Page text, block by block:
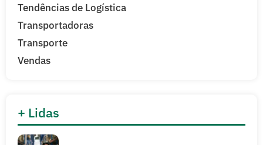
Tendências de Logística
Transportadoras
Transporte
Vendas
+ Lidas